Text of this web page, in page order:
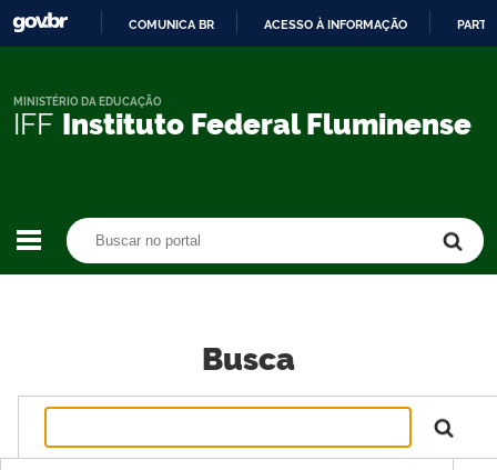
CONTEÚDO
COMUNICA BR ACESSO À INFORMAÇÃO
IFF Instituto Federal Fluminense
MINISTÉRIO DA EDUCAÇÃO
Busca